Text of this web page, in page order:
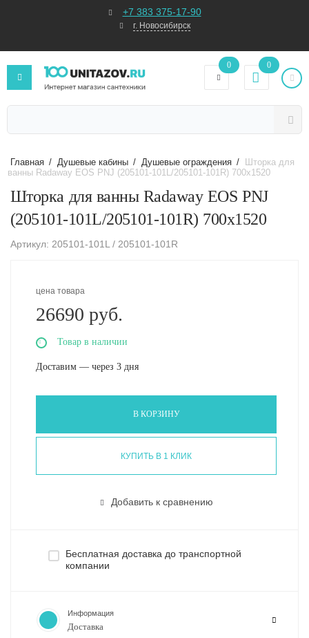
+7 383 375-17-90
г. Новосибирск
0 0
Главная / Душевые кабины / Душевые ограждения /
Шторка для
ванны Radaway EOS PNJ (205101-101L/205101-101R) 700х1520
Шторка для ванны Radaway EOS PNJ
(205101-101L/205101-101R) 700х1520
Артикул: 205101-101L / 205101-101R
цена товара
26690 руб.
Товар в наличии
Доставим — через 3 дня
В КОРЗИНУ
КУПИТЬ В 1 КЛИК
Добавить к сравнению
Бесплатная доставка до транспортной
компании
Информация
Доставка